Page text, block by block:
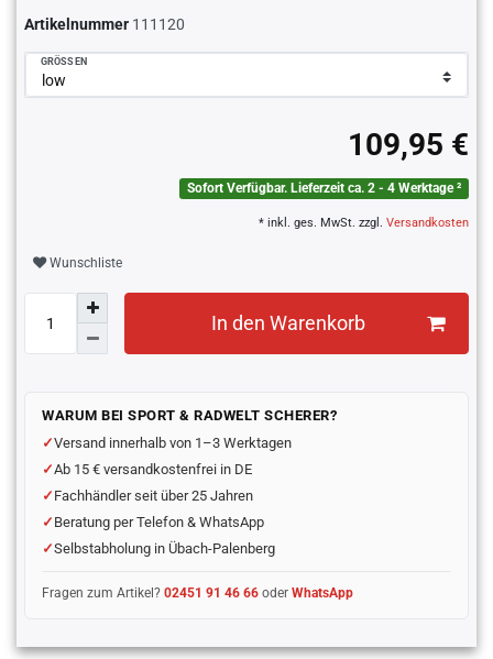
Artikelnummer 111120
GRÖSSEN
109,95 €
Sofort Verfügbar. Lieferzeit ca. 2 - 4 Werktage ²
* inkl. ges. MwSt. zzgl. Versandkosten
Wunschliste
In den Warenkorb
WARUM BEI SPORT & RADWELT SCHERER?
Versand innerhalb von 1–3 Werktagen
Ab 15 € versandkostenfrei in DE
Fachhändler seit über 25 Jahren
Beratung per Telefon & WhatsApp
Selbstabholung in Übach-Palenberg
Fragen zum Artikel?02451 91 46 66 oderWhatsApp